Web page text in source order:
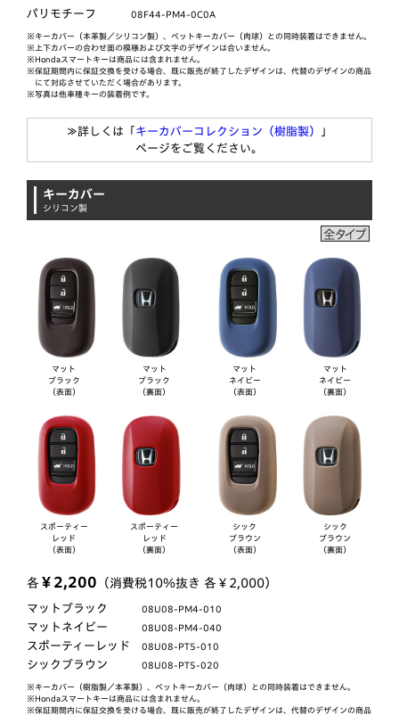
パリモチーフ 08F44-PM4-0C0A
※キーカバー（本革製／シリコン製）、ペットキーカバー（肉球）との同時装着はできません。
※上下カバーの合わせ面の模様および文字のデザインは合いません。
※Hondaスマートキーは商品には含まれません。
※保証期間内に保証交換を受ける場合、既に販売が終了したデザインは、代替のデザインの商品
にて対応させていただく場合があります。
※写真は他車種キーの装着例です。
≫詳しくは「 キーカバーコレクション（樹脂製）
」
ページをご覧ください。
キーカバー
シリコン製
マット
ブラック
（表面）
マット
ブラック
（裏面）
マット
ネイビー
（表面）
マット
ネイビー
（裏面）
スポーティー
レッド
（表面）
スポーティー
レッド
（裏面）
シック
ブラウン
（表面）
シック
ブラウン
（裏面）
各 ￥2,200 （消費税10％抜き 各￥2,000）
マットブラック 08U08-PM4-010
マットネイビー 08U08-PM4-040
スポーティーレッド 08U08-PT5-010
シックブラウン 08U08-PT5-020
※キーカバー（樹脂製／本革製）、ペットキーカバー（肉球）との同時装着はできません。
※Hondaスマートキーは商品には含まれません。
※保証期間内に保証交換を受ける場合、既に販売が終了したデザインは、代替のデザインの商品